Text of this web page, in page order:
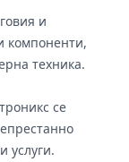
и
компоненти,
техника.
се
услуги.